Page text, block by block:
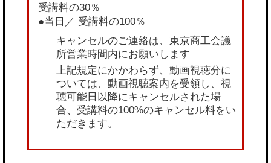
受講料の30％
●当日／ 受講料の100％
キャンセルのご連絡は、東京商工会議
所営業時間内にお願いします
上記規定にかかわらず、動画視聴分に
ついては、動画視聴案内を受領し、視
聴可能日以降にキャンセルされた場
合、受講料の100%のキャンセル料をい
ただきます。